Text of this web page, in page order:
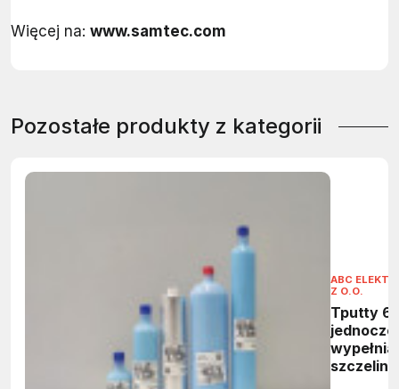
Więcej na: www.samtec.com
Pozostałe produkty z kategorii
ABC
Z O.O.
Tputty
szczelin